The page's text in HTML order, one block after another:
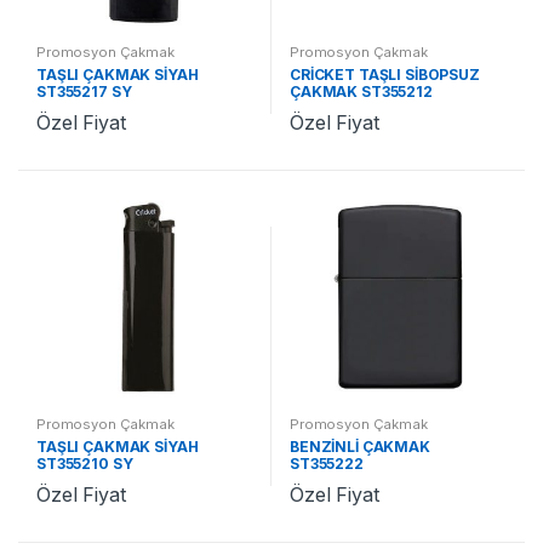
Promosyon Çakmak
TAŞLI ÇAKMAK SİYAH
ST355217 SY
Özel Fiyat
Promosyon Çakmak
CRİCKET TAŞLI SİBOPSUZ
ÇAKMAK ST355212
Özel Fiyat
Promosyon Çakmak
TAŞLI ÇAKMAK SİYAH
ST355210 SY
Özel Fiyat
Promosyon Çakmak
BENZİNLİ ÇAKMAK
ST355222
Özel Fiyat